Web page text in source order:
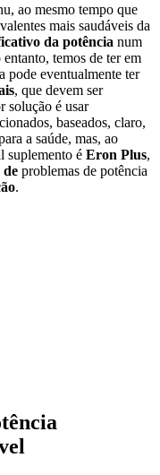
ao mesmo tempo que
mais saudáveis da
da potência num
temos de ter em
pode eventualmente ter
, que devem ser
solução é usar
baseados, claro,
a saúde, mas, ao
suplemento é Eron Plus,
de problemas de potência
.